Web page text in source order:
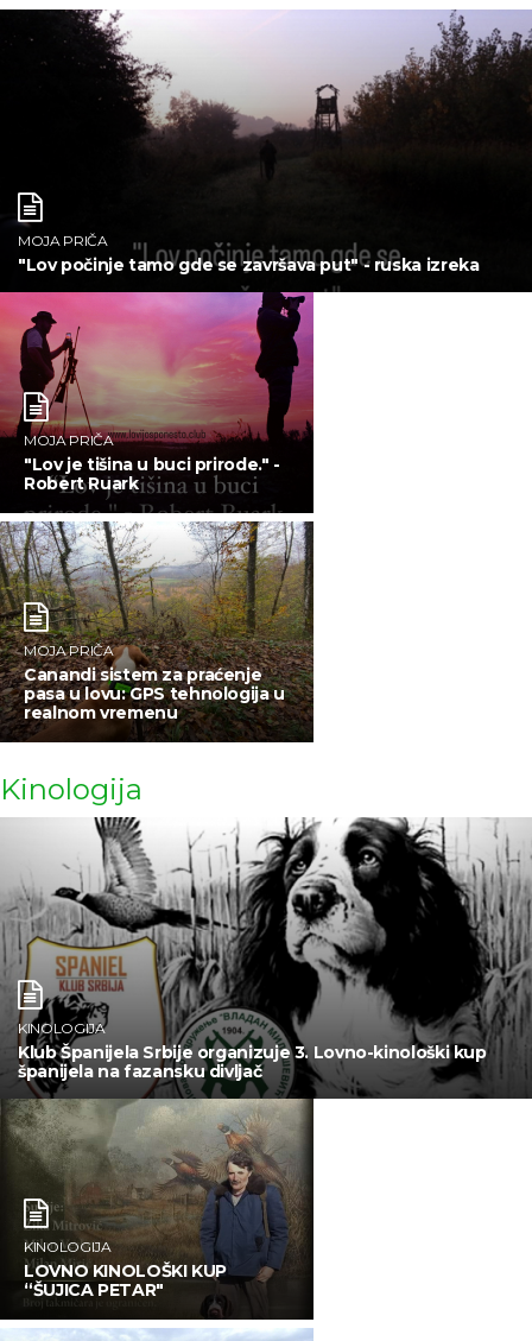
MOJA PRIČA
"Lov počinje tamo gde se završava put" - ruska izreka
MOJA PRIČA
"Lov je tišina u buci prirode." -
Robert Ruark
MOJA PRIČA
Canandi sistem za praćenje
pasa u lovu: GPS tehnologija u
realnom vremenu
Kinologija
KINOLOGIJA
Klub Španijela Srbije organizuje 3. Lovno-kinološki kup
španijela na fazansku divljač
KINOLOGIJA
LOVNO KINOLOŠKI KUP
“ŠUJICA PETAR"